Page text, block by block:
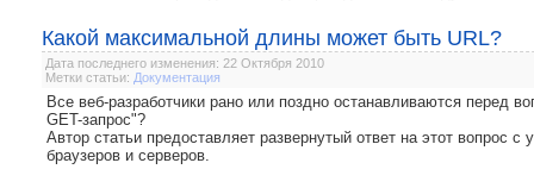
Какой максимальной длины может быть URL?
Дата последнего изменения: 22 Октября 2010
Метки статьи: Документация
Все веб-разработчики рано или поздно останавливаются перед
GET-запрос"?
Автор статьи предоставляет развернутый ответ на этот вопрос
браузеров и серверов.